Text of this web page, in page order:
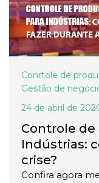
Conrtole de
Gestão de
24 de abril de
Controle de
Indústrias:
crise?
Confira agora